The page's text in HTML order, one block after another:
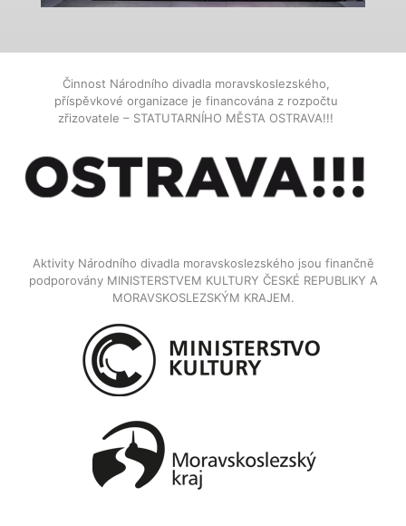
Činnost Národního divadla moravskoslezského,
příspěvkové organizace je financována z rozpočtu
zřizovatele – STATUTARNÍHO MĚSTA OSTRAVA!!!
Aktivity Národního divadla moravskoslezského jsou finančně
podporovány MINISTERSTVEM KULTURY ČESKÉ REPUBLIKY A
MORAVSKOSLEZSKÝM KRAJEM.